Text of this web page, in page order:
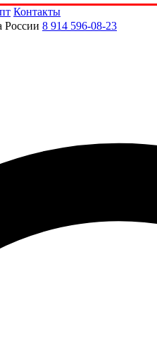
Контакты
России 8 914 596-08-23